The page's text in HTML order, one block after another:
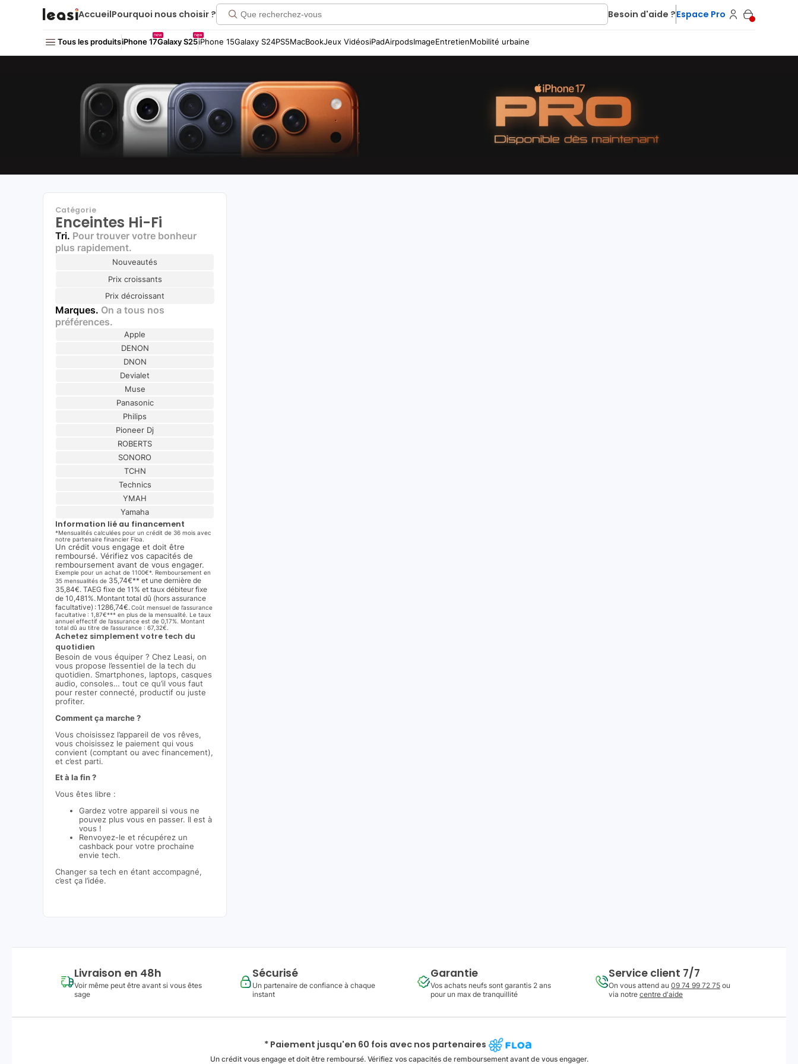
AccueilPourquoi nous choisir ? Besoin d'aide ?Espace Pro
Tous les produitsiPhone 17
new
Galaxy S25
new
iPhone 15Galaxy S24PS5MacBookJeux VidéosiPadAirpodsImageEntretienMobilité urbaine
Catégorie
Enceintes Hi-Fi
Tri. Pour trouver votre bonheur
plus rapidement.
Nouveautés
Prix croissants
Prix décroissant
Marques. On a tous nos
préférences.
Apple
DENON
DNON
Devialet
Muse
Panasonic
Philips
Pioneer Dj
ROBERTS
SONORO
TCHN
Technics
YMAH
Yamaha
Information lié au financement
*Mensualités calculées pour un crédit de 36 mois avec
notre partenaire financier Floa.
Un crédit vous engage et doit être
remboursé. Vérifiez vos capacités de
remboursement avant de vous engager.
Exemple pour un achat de 1100€*. Remboursement en
35 mensualités de 35,74€** et une dernière de
35,84€. TAEG fixe de 11% et taux débiteur fixe
de 10,481%. Montant total dû (hors assurance
facultative) : 1286,74€.Coût mensuel de l’assurance
facultative : 1,87€*** en plus de la mensualité. Le taux
annuel effectif de l’assurance est de 0,17%. Montant
total dû au titre de l’assurance : 67,32€.
Achetez simplement votre tech du
quotidien
Besoin de vous équiper ? Chez Leasi, on
vous propose l’essentiel de la tech du
quotidien. Smartphones, laptops, casques
audio, consoles… tout ce qu’il vous faut
pour rester connecté, productif ou juste
profiter.
Comment ça marche ?
Vous choisissez l’appareil de vos rêves,
vous choisissez le paiement qui vous
convient (comptant ou avec financement),
et c’est parti.
Et à la fin ?
Vous êtes libre :
Gardez votre appareil si vous ne
pouvez plus vous en passer. Il est à
vous !
Renvoyez-le et récupérez un
cashback pour votre prochaine
envie tech.
Changer sa tech en étant accompagné,
c’est ça l’idée.
Livraison en 48h
Voir même peut être avant si vous êtes
sage
Sécurisé
Un partenaire de confiance à chaque
instant
Garantie
Vos achats neufs sont garantis 2 ans
pour un max de tranquillité
Service client 7/7
On vous attend au 09 74 99 72 75 ou
via notre centre d'aide
* Paiement jusqu'en 60 fois avec nos partenaires
Un crédit vous engage et doit être remboursé. Vérifiez vos capacités de remboursement avant de vous engager.